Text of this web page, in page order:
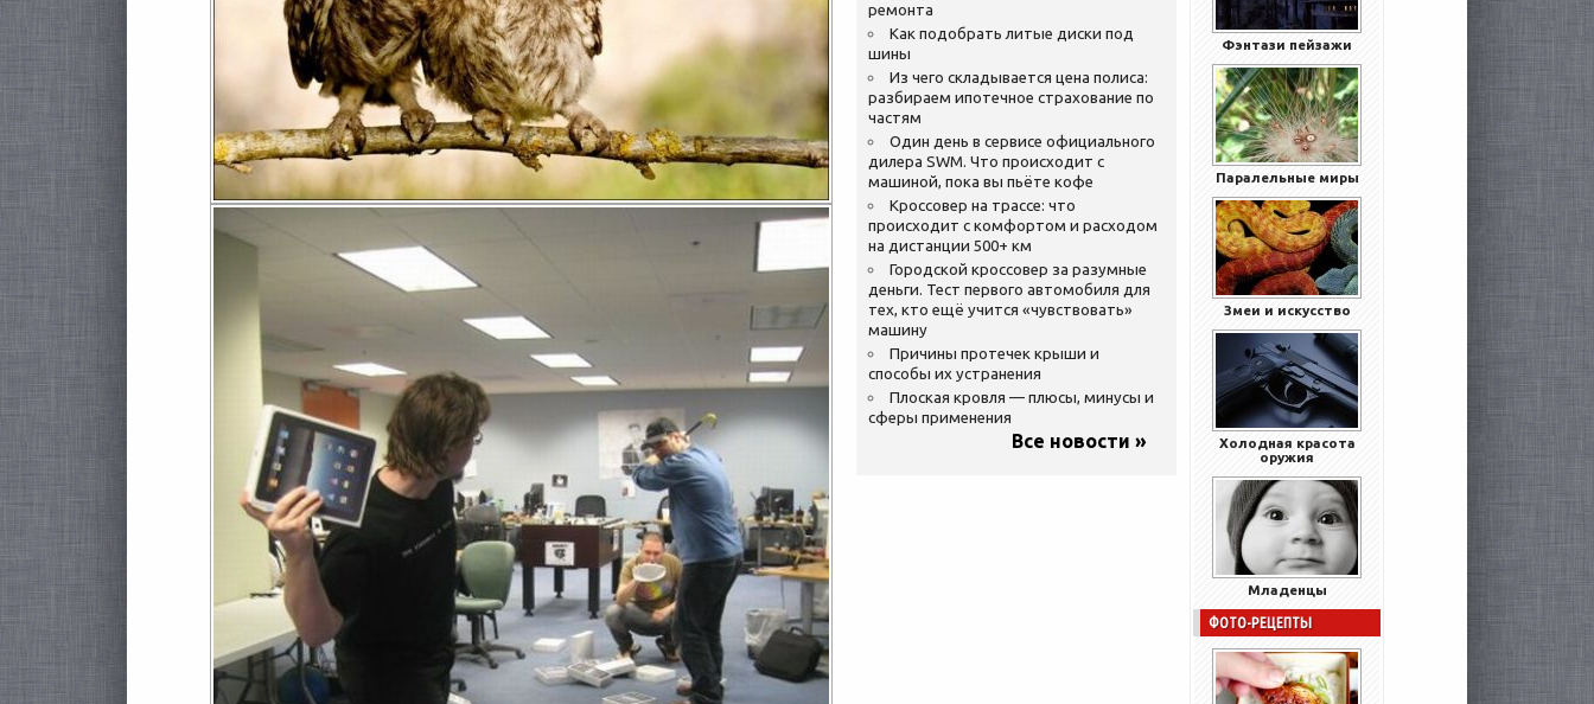
ремонта
Как подобрать литые диски под
шины
Из чего складывается цена полиса:
разбираем ипотечное страхование по
частям
Один день в сервисе официального
дилера SWM. Что происходит с
машиной, пока вы пьёте кофе
Кроссовер на трассе: что
происходит с комфортом и расходом
на дистанции 500+ км
Городской кроссовер за разумные
деньги. Тест первого автомобиля для
тех, кто ещё учится «чувствовать»
машину
Причины протечек крыши и
способы их устранения
Плоская кровля — плюсы, минусы и
сферы применения
Все новости »
Фэнтази пейзажи
Паралельные миры
Змеи и искусство
Холодная красота
оружия
Младенцы
ФОТО-РЕЦЕПТЫ